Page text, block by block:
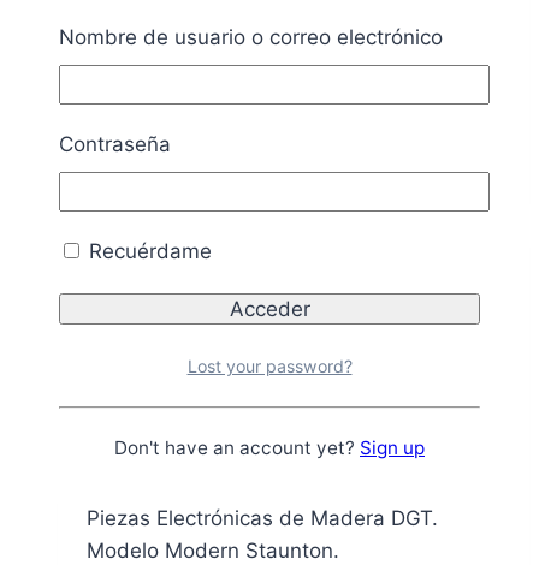
Piezas Electrónicas de Madera DGT.
Modelo Classic. Pesadas.
Piezas Electrónicas de Madera DGT.
Modelo Modern Staunton.
Nombre de usuario o correo electrónico
Contraseña
Recuérdame
Lost your password?
Don't have an account yet? Sign up